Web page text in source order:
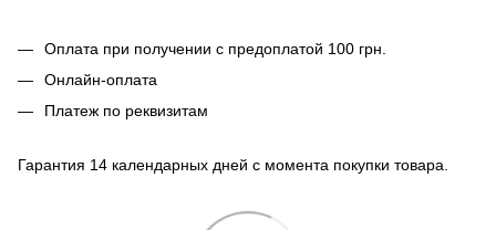
Оплата при получении с предоплатой 100 грн.
Онлайн-оплата
Платеж по реквизитам
Гарантия 14 календарных дней с момента покупки товара.